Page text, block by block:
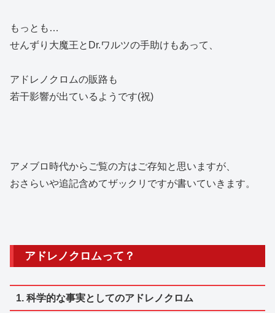
もっとも…
せんずり大魔王とDr.ワルツの手助けもあって、
アドレノクロムの販路も
若干影響が出ているようです(祝)
アメブロ時代からご覧の方はご存知と思いますが、
おさらいや追記含めてザックリですが書いていきます。
アドレノクロムって？
1. 科学的な事実としてのアドレノクロム